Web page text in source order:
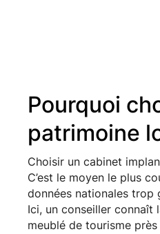
Pourquoi
patrimoine
Choisir un cabinet
C’est le moyen le plus
données nationales trop
Ici, un conseiller connaît
meublé de tourisme